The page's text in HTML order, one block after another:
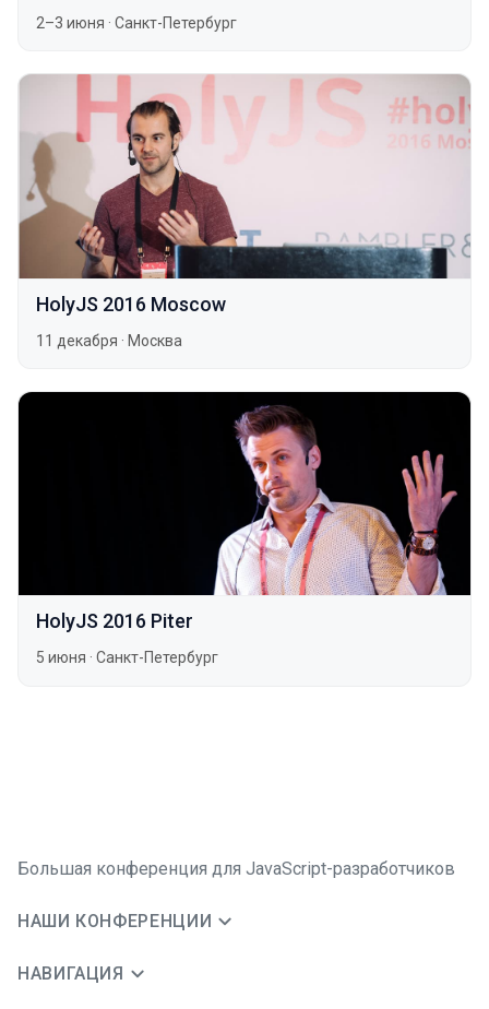
2–3 июня · Санкт-Петербург
HolyJS 2016 Moscow
11 декабря · Москва
HolyJS 2016 Piter
5 июня · Санкт-Петербург
Большая конференция для JavaScript-разработчиков
НАШИ КОНФЕРЕНЦИИ
НАВИГАЦИЯ